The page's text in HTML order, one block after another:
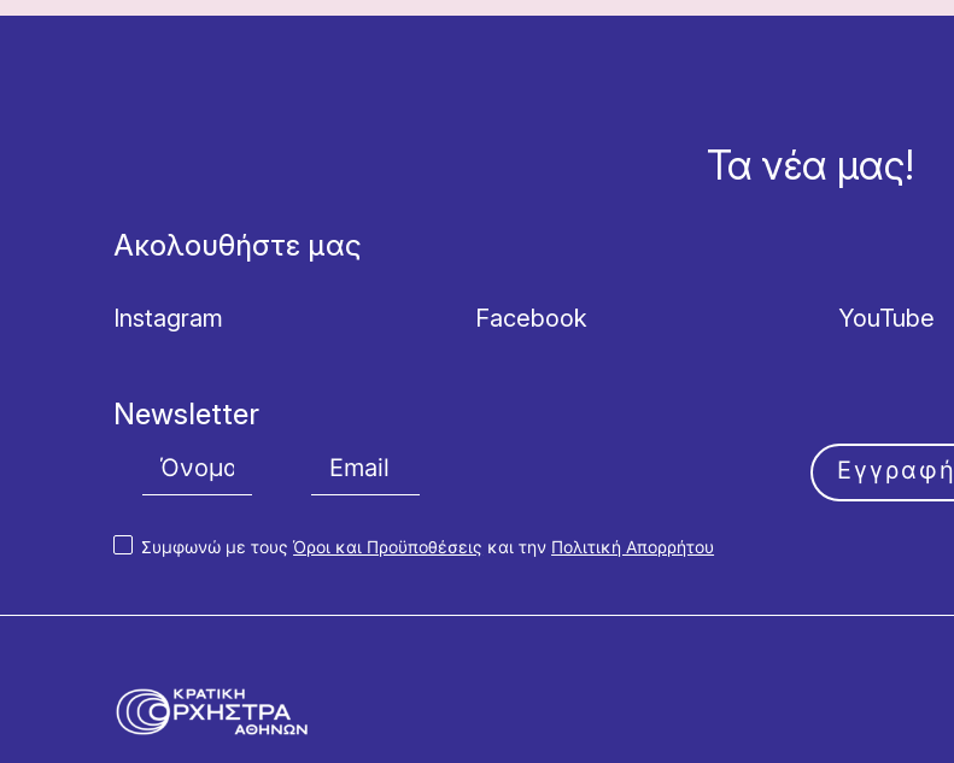
Τα νέα μας!
Ακολουθήστε μας
Instagram Facebook YouTube
Newsletter
Συμφωνώ με τουςΌροι και Προϋποθέσεις και την Πολιτική Απορρήτου
Εγγραφή